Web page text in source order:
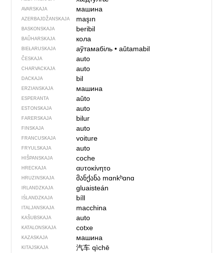
AVARSKAJA машина
AZERBAJDŽAN­SKAJA maşın
BASKONSKAJA beribil
BAŬHARSKAJA кола
BIEŁARUSKAJA аўтамабіль• aŭtamabil
ČESKAJA auto
CHARVACKAJA auto
DACKAJA bil
ERZIANSKAJA машина
ESPERANTA aŭto
ESTONSKAJA auto
FARERSKAJA bilur
FINSKAJA auto
FRANCUSKAJA voiture
FRYULSKAJA auto
HIŠPANSKAJA coche
HRECKAJA αυτοκίνητο
HRUZINSKAJA მანქანა mɑnkʰɑnɑ
IRLANDZKAJA gluaisteán
IŚLANDZKAJA bíll
ITALJANSKAJA macchina
KAŠUBSKAJA auto
KATALONSKAJA cotxe
KAZASKAJA машина
KITAJSKAJA 汽车qìchē